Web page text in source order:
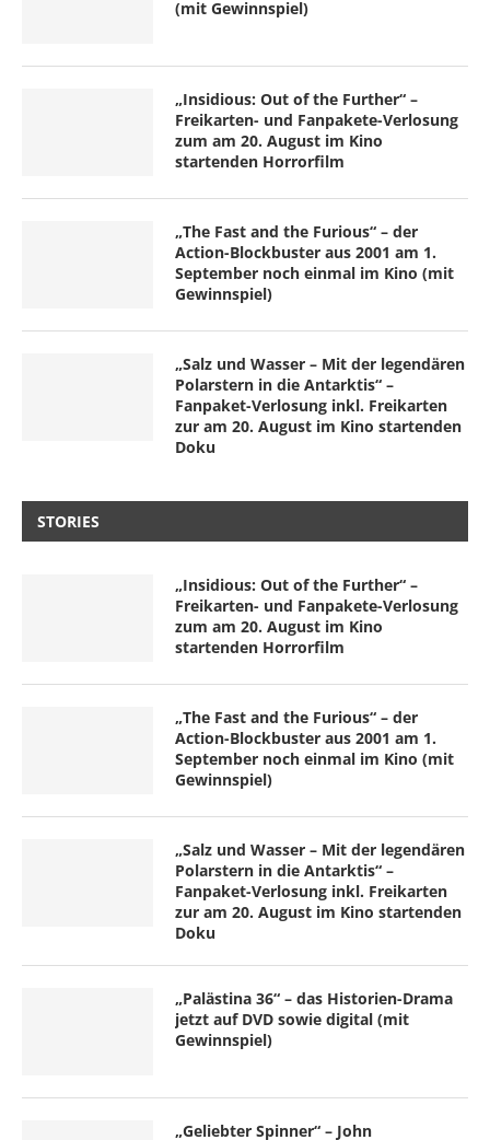
(mit Gewinnspiel)
„Insidious: Out of the Further“ –
Freikarten- und Fanpakete-Verlosung
zum am 20. August im Kino
startenden Horrorfilm
„The Fast and the Furious“ – der
Action-Blockbuster aus 2001 am 1.
September noch einmal im Kino (mit
Gewinnspiel)
„Salz und Wasser – Mit der legendären
Polarstern in die Antarktis“ –
Fanpaket-Verlosung inkl. Freikarten
zur am 20. August im Kino startenden
Doku
STORIES
„Insidious: Out of the Further“ –
Freikarten- und Fanpakete-Verlosung
zum am 20. August im Kino
startenden Horrorfilm
„The Fast and the Furious“ – der
Action-Blockbuster aus 2001 am 1.
September noch einmal im Kino (mit
Gewinnspiel)
„Salz und Wasser – Mit der legendären
Polarstern in die Antarktis“ –
Fanpaket-Verlosung inkl. Freikarten
zur am 20. August im Kino startenden
Doku
„Palästina 36“ – das Historien-Drama
jetzt auf DVD sowie digital (mit
Gewinnspiel)
„Geliebter Spinner“ – John